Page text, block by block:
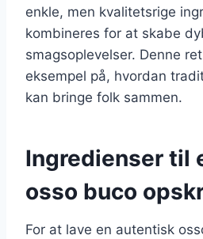
enkle, men kvalitetsrige
kombineres for at skabe
smagsoplevelser. Denne
eksempel på, hvordan
kan bringe folk sammen.
Ingredienser til
osso buco
For at lave en autentisk